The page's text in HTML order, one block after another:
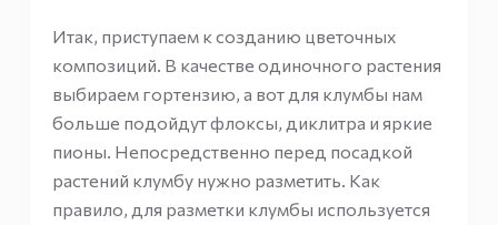
Итак, приступаем к созданию цветочных
композиций. В качестве одиночного растения
выбираем гортензию, а вот для клумбы нам
больше подойдут флоксы, диклитра и яркие
пионы. Непосредственно перед посадкой
растений клумбу нужно разметить. Как
правило, для разметки клумбы используется